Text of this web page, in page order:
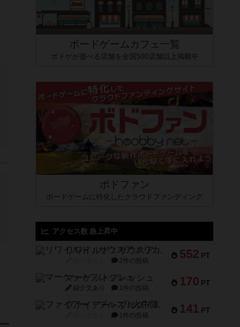
ボードゲームカフェ一覧
ボドゲが遊べる店舗を全国500店舗以上掲載中
ボドファン
ボードゲームに特化したクラウドファンディング
アクセス数 急上昇中
552 PT
リワイルド：サウスアメリカ
2件の投稿
170 PT
マーケットフレッシュ
紹介文あり 1件の投稿
141 PT
ファイアー・ブルズ / 火牛陣
1件の投稿